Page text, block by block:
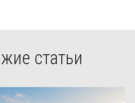
статьи